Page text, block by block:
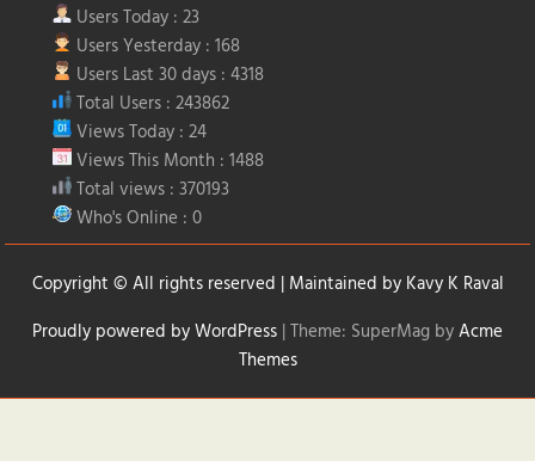
Users Today : 23
Users Yesterday : 168
Users Last 30 days : 4318
Total Users : 243862
Views Today : 24
Views This Month : 1488
Total views : 370193
Who's Online : 0
Copyright © All rights reserved | Maintained by Kavy K Raval
Proudly powered by WordPress |Theme: SuperMag byAcme
Themes